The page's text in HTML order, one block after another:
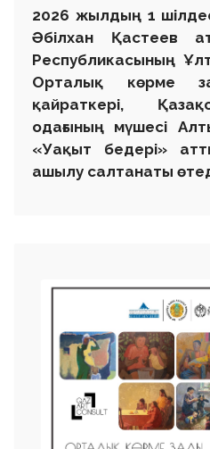
2026 жылдың 1
Әбілхан Қастеев
Республикасының
Орталық көрме
қайраткері,
одағының мүшесі
«Уақыт бедері»
ашылу салтанаты